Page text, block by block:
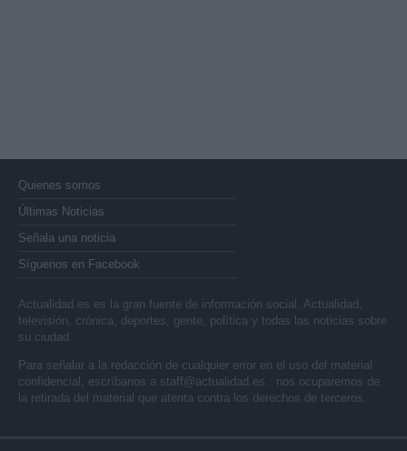
Quienes somos
Últimas Noticias
Señala una noticia
Síguenos en Facebook
Actualidad.es es la gran fuente de información social. Actualidad,
televisión, crónica, deportes, gente, política y todas las noticias sobre
su ciudad.
Para señalar a la redacción de cualquier error en el uso del material
confidencial, escríbanos a staff@actualidad.es : nos ocuparemos de
la retirada del material que atenta contra los derechos de terceros.